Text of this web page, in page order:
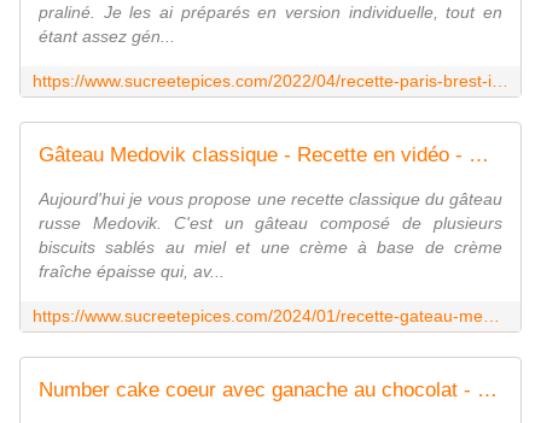
praliné. Je les ai préparés en version individuelle, tout en
étant assez gén...
Gâteau Medovik classique - Recette en vidéo - www.sucreetepices.com
Aujourd'hui je vous propose une recette classique du gâteau
russe Medovik. C'est un gâteau composé de plusieurs
biscuits sablés au miel et une crème à base de crème
fraîche épaisse qui, av...
Number cake coeur avec ganache au chocolat - www.sucreetepices.com